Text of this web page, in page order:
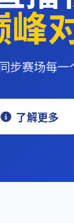
赛场每一
了解更多